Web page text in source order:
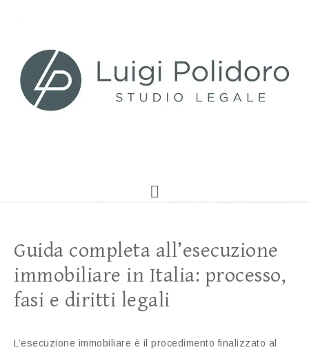
Guida completa all’esecuzione
immobiliare in Italia: processo,
fasi e diritti legali
L’esecuzione immobiliare è il procedimento finalizzato al